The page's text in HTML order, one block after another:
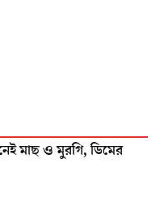
মাছ ও মুরগি, ডিমের